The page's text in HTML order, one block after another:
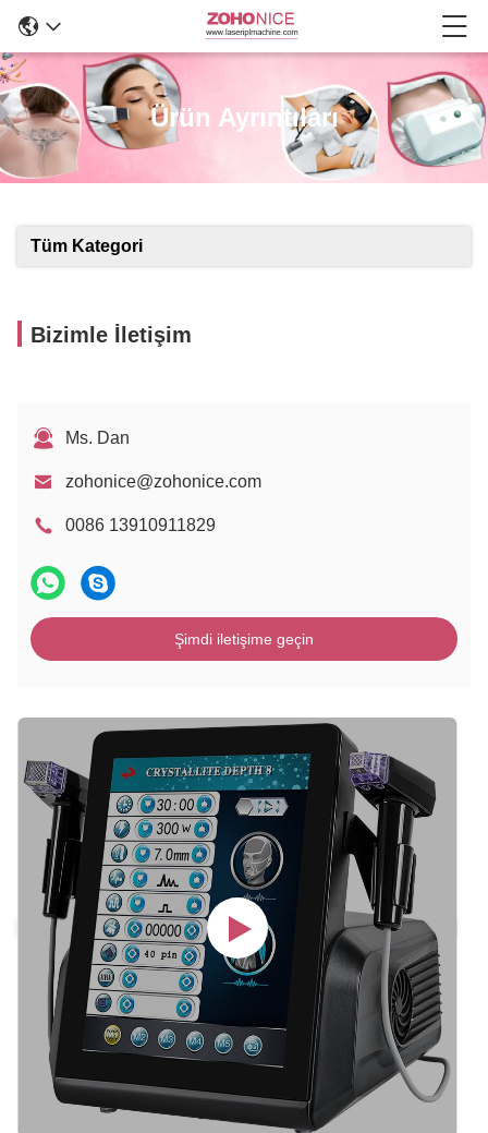
Ürün Ayrıntıları
Tüm Kategori
Bizimle İletişim
Ms. Dan
zohonice@zohonice.com
0086 13910911829
Şimdi iletişime geçin